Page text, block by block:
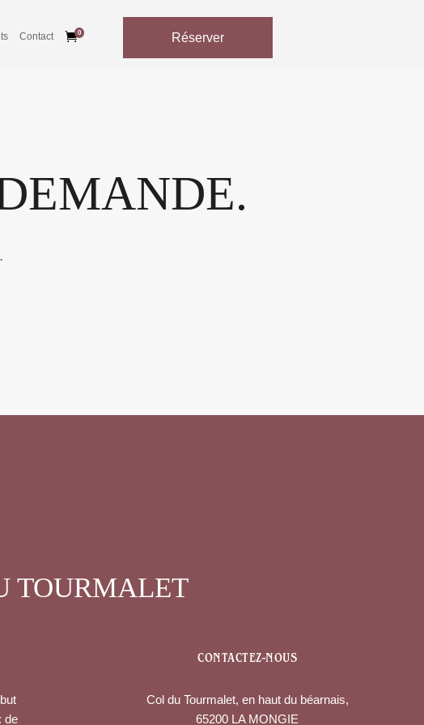
Contact 0 Réserver
TOURMALET
de
CONTACTEZ-NOUS
Col du Tourmalet, en haut du béarnais,
65200 LA MONGIE